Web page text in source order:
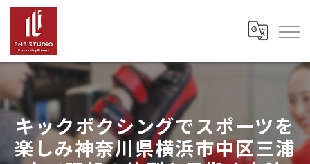
キックボクシングでスポーツを
楽しみ神奈川県横浜市中区三浦